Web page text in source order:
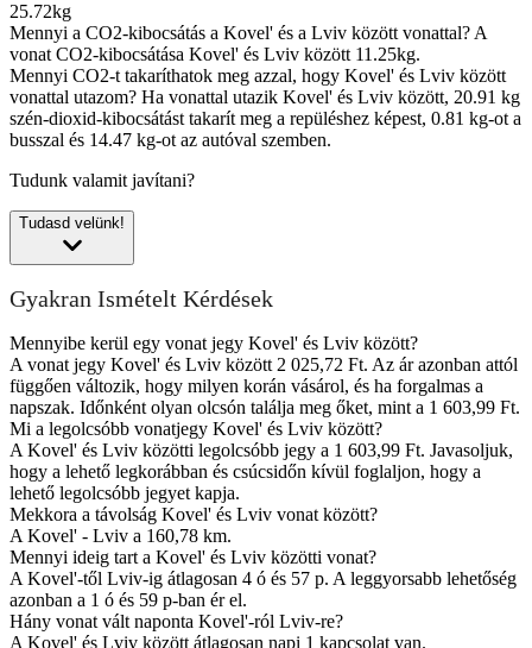
25.72kg
Mennyi a CO2-kibocsátás a Kovel' és a Lviv között vonattal?A
vonat CO2-kibocsátása Kovel' és Lviv között 11.25kg.
Mennyi CO2-t takaríthatok meg azzal, hogy Kovel' és Lviv között
vonattal utazom? Ha vonattal utazik Kovel' és Lviv között, 20.91 kg
szén-dioxid-kibocsátást takarít meg a repüléshez képest, 0.81 kg-ot a
busszal és 14.47 kg-ot az autóval szemben.
Tudunk valamit javítani?
Tudasd velünk!
Gyakran Ismételt Kérdések
Mennyibe kerül egy vonat jegy Kovel' és Lviv között?
A vonat jegy Kovel' és Lviv között 2 025,72 Ft. Az ár azonban attól
függően változik, hogy milyen korán vásárol, és ha forgalmas a
napszak. Időnként olyan olcsón találja meg őket, mint a 1 603,99 Ft.
Mi a legolcsóbb vonatjegy Kovel' és Lviv között?
A Kovel' és Lviv közötti legolcsóbb jegy a 1 603,99 Ft. Javasoljuk,
hogy a lehető legkorábban és csúcsidőn kívül foglaljon, hogy a
lehető legolcsóbb jegyet kapja.
Mekkora a távolság Kovel' és Lviv vonat között?
A Kovel' - Lviv a 160,78 km.
Mennyi ideig tart a Kovel' és Lviv közötti vonat?
A Kovel'-től Lviv-ig átlagosan 4 ó és 57 p. A leggyorsabb lehetőség
azonban a 1 ó és 59 p-ban ér el.
Hány vonat vált naponta Kovel'-ról Lviv-re?
A Kovel' és Lviv között átlagosan napi 1 kapcsolat van.